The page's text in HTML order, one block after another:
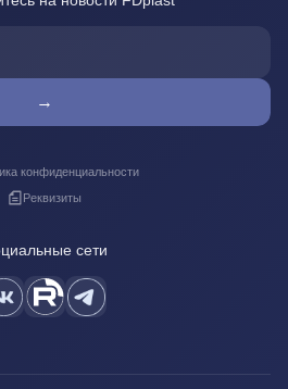
→
конфиденциальности
Реквизиты
сети